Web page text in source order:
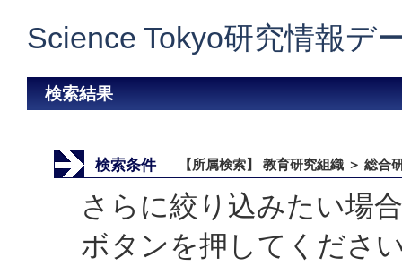
Science Tokyo研究情報デ
検索結果
検索条件 【所属検索】 教育研究組織 ＞ 総
さらに絞り込みたい場
ボタンを押してくださ